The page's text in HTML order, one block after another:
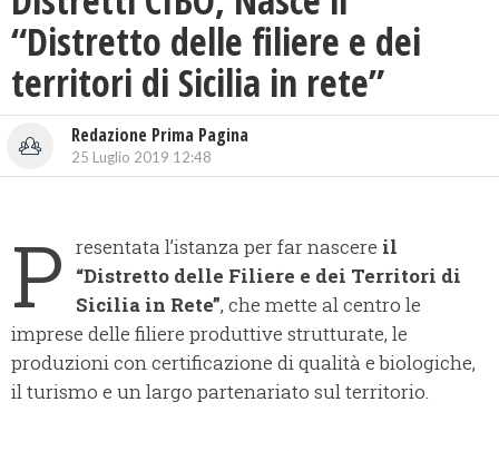
“Distretto delle filiere e dei
territori di Sicilia in rete”
Redazione Prima Pagina
25 Luglio 2019 12:48
P resentata l’istanza per far nascere il
“Distretto delle Filiere e dei Territori di
Sicilia in Rete”, che mette al centro le
imprese delle filiere produttive strutturate, le
produzioni con certificazione di qualità e biologiche,
il turismo e un largo partenariato sul territorio.